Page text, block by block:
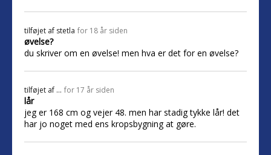
tilføjet af stetla for 18 år siden
øvelse?
du skriver om en øvelse! men hva er det for en øvelse?
tilføjet af ... for 17 år siden
lår
jeg er 168 cm og vejer 48. men har stadig tykke lår! det
har jo noget med ens kropsbygning at gøre.